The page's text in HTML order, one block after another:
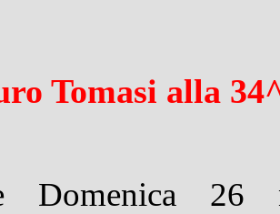
Tomasi alla
Domenica 26